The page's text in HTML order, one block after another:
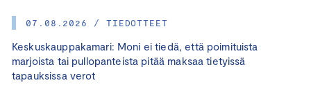
07.08.2026 / TIEDOTTEET
Keskuskauppakamari: Moni ei tiedä, että poimituista
marjoista tai pullopanteista pitää maksaa tietyissä
tapauksissa verot